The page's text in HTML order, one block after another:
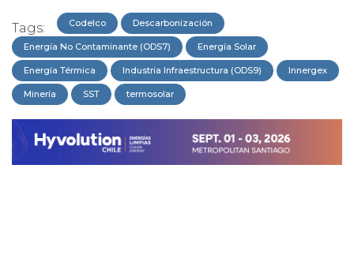
Tags: Codelco Descarbonización
Energía No Contaminante (ODS7) Energía Solar
Energía Térmica Industria Infraestructura (ODS9) Innergex
Minería SST termosolar